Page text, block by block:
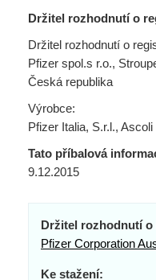
Držitel rozhodnutí o
Držitel rozhodnutí o
Pfizer spol.s r.o.,
Česká republika
Výrobce:
Pfizer Italia, S.r.l.,
Tato příbalová
9.12.2015
Držitel rozhodnutí o
Pfizer Corporation
Ke stažení: